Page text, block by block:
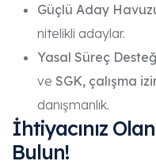
Güçlü Aday
nitelikli adaylar.
Yasal Süreç
ve SGK, çalışma
danışmanlık.
İhtiyacınız
Bulun!